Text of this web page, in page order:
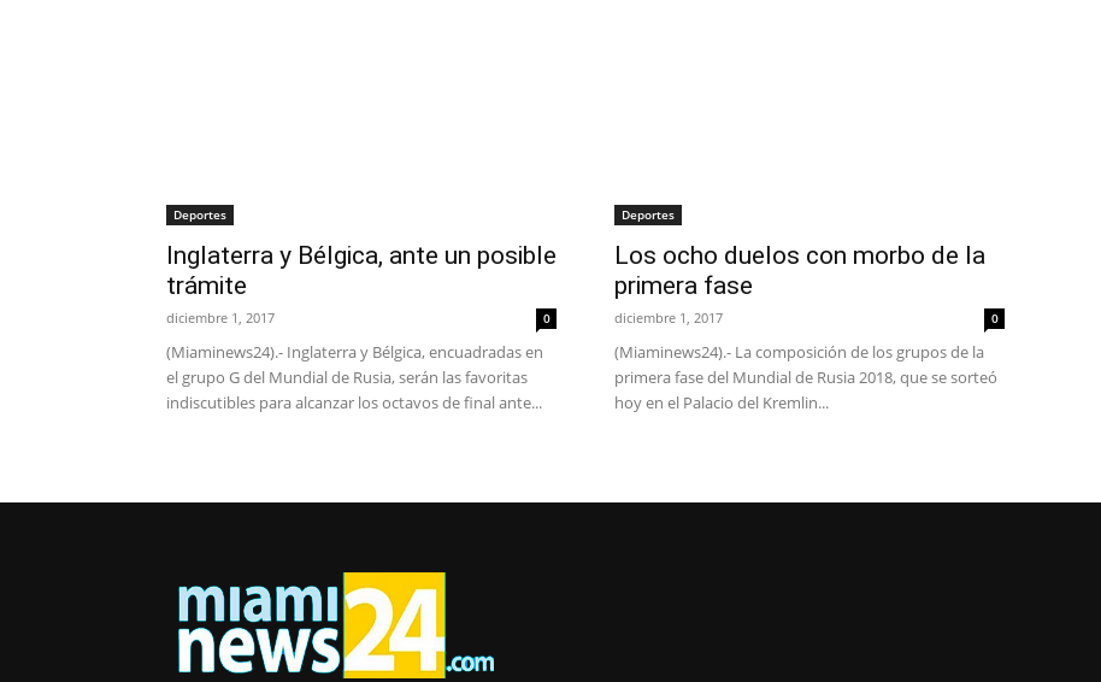
Deportes
Inglaterra y Bélgica, ante un posible
trámite
diciembre 1, 2017 0
(Miaminews24).- Inglaterra y Bélgica, encuadradas en
el grupo G del Mundial de Rusia, serán las favoritas
indiscutibles para alcanzar los octavos de final ante...
Deportes
Los ocho duelos con morbo de la
primera fase
diciembre 1, 2017 0
(Miaminews24).- La composición de los grupos de la
primera fase del Mundial de Rusia 2018, que se sorteó
hoy en el Palacio del Kremlin...